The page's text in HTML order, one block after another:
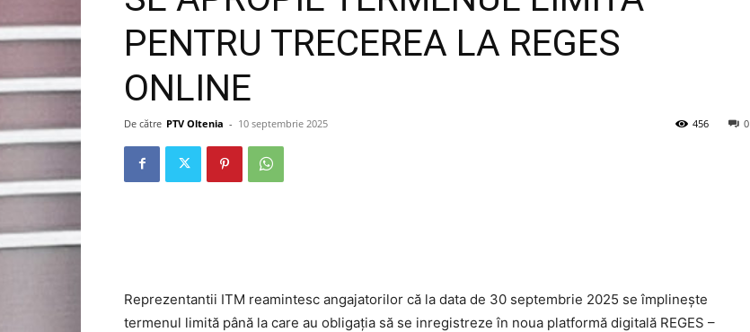
PENTRU TRECEREA LA REGES
ONLINE
De către PTV Oltenia - 10 septembrie 2025 0
456
Reprezentantii ITM reamintesc angajatorilor că la data de 30 septembrie 2025 se împlinește
termenul limită până la care au obligația să se inregistreze în noua platformă digitală REGES –